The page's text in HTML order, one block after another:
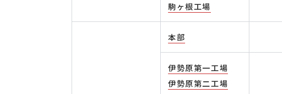
駒ヶ根工場
本部
伊勢原第一工場
伊勢原第二工場